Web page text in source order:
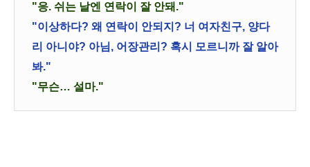
"응. 쉬는 날엔 연락이 잘 안돼."
"이상하다? 왜 연락이 안되지? 너 여자친구, 양다
리 아니야? 아님, 어장관리? 혹시 모르니까 잘 알아
봐."
"무슨… 설마."